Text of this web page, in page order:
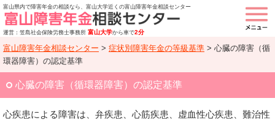
富山県内で障害年金の相談なら、富山大学近くの富山障害年金相談センター
運営：笠島社会保険労務士事務所 富山大学から車で2分
富山障害年金相談センター > 症状別障害年金の等級基準 > 心臓の障害（循
環器障害）の認定基準
心臓の障害（循環器障害）の認定基準
心疾患による障害は、弁疾患、心筋疾患、虚血性心疾患、難治性